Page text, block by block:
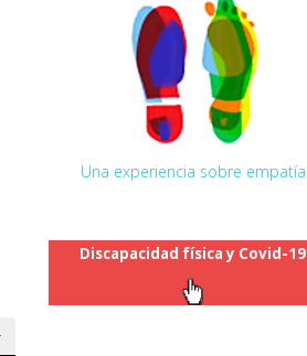
Una experiencia sobre empatía
Discapacidad física y Covid-19